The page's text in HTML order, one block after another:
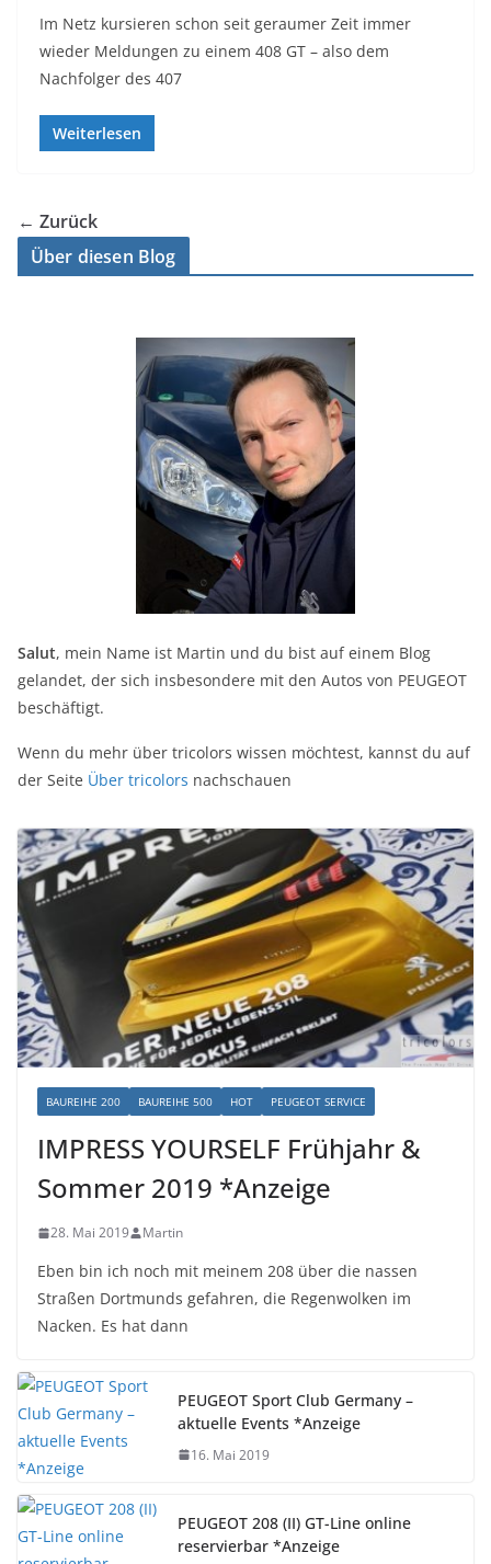
Im Netz kursieren schon seit geraumer Zeit immer
wieder Meldungen zu einem 408 GT – also dem
Nachfolger des 407
Weiterlesen
← Zurück
Über diesen Blog
Salut, mein Name ist Martin und du bist auf einem Blog
gelandet, der sich insbesondere mit den Autos von PEUGEOT
beschäftigt.
Wenn du mehr über tricolors wissen möchtest, kannst du auf
der Seite Über tricolors nachschauen
BAUREIHE 200 BAUREIHE 500 HOT PEUGEOT SERVICE
IMPRESS YOURSELF Frühjahr &
Sommer 2019 *Anzeige
28. Mai 2019 Martin
Eben bin ich noch mit meinem 208 über die nassen
Straßen Dortmunds gefahren, die Regenwolken im
Nacken. Es hat dann
PEUGEOT Sport Club Germany –
aktuelle Events *Anzeige
16. Mai 2019
PEUGEOT 208 (II) GT-Line online
reservierbar *Anzeige